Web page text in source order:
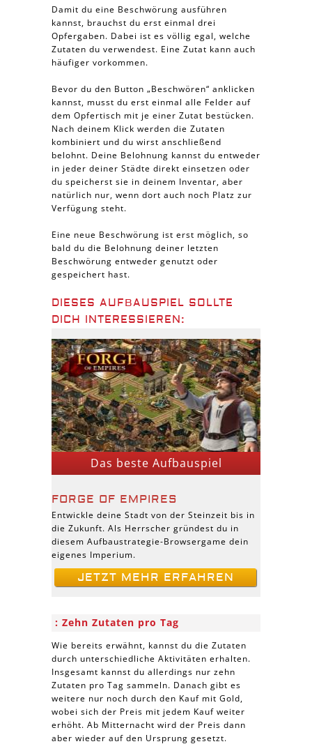
Damit du eine Beschwörung ausführen
kannst, brauchst du erst einmal drei
Opfergaben. Dabei ist es völlig egal, welche
Zutaten du verwendest. Eine Zutat kann auch
häufiger vorkommen.
Bevor du den Button „Beschwören“ anklicken
kannst, musst du erst einmal alle Felder auf
dem Opfertisch mit je einer Zutat bestücken.
Nach deinem Klick werden die Zutaten
kombiniert und du wirst anschließend
belohnt. Deine Belohnung kannst du entweder
in jeder deiner Städte direkt einsetzen oder
du speicherst sie in deinem Inventar, aber
natürlich nur, wenn dort auch noch Platz zur
Verfügung steht.
Eine neue Beschwörung ist erst möglich, so
bald du die Belohnung deiner letzten
Beschwörung entweder genutzt oder
gespeichert hast.
DIESES AUFBAUSPIEL SOLLTE
DICH INTERESSIEREN:
Das beste Aufbauspiel
FORGE OF EMPIRES
Entwickle deine Stadt von der Steinzeit bis in
die Zukunft. Als Herrscher gründest du in
diesem Aufbaustrategie-Browsergame dein
eigenes Imperium.
JETZT MEHR ERFAHREN
Zehn Zutaten pro Tag
Wie bereits erwähnt, kannst du die Zutaten
durch unterschiedliche Aktivitäten erhalten.
Insgesamt kannst du allerdings nur zehn
Zutaten pro Tag sammeln. Danach gibt es
weitere nur noch durch den Kauf mit Gold,
wobei sich der Preis mit jedem Kauf weiter
erhöht. Ab Mitternacht wird der Preis dann
aber wieder auf den Ursprung gesetzt.